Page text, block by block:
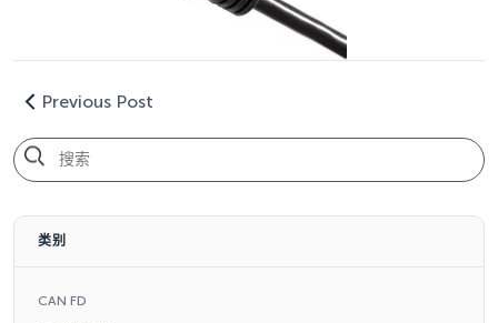
Previous Post
类别
CAN FD